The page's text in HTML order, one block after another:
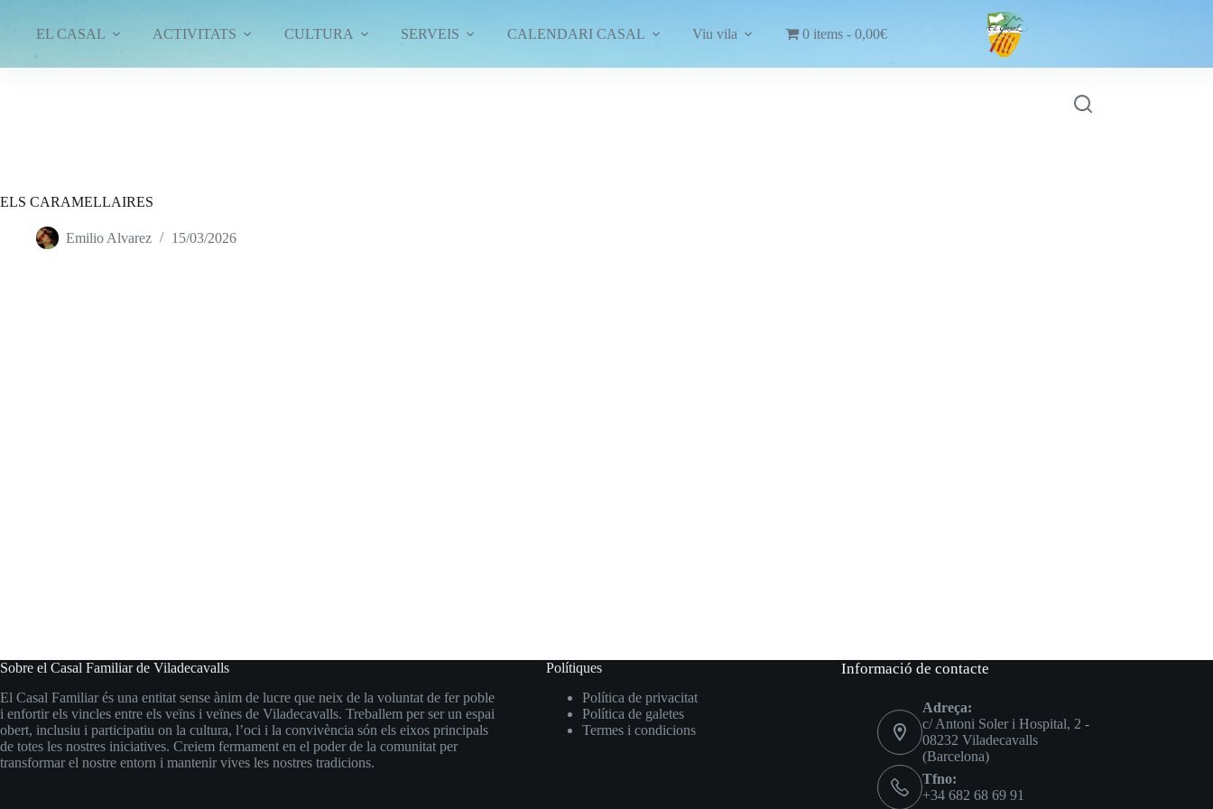
contingutEL CASAL ACTIVITATS CULTURA SERVEIS CALENDARI CASAL Viu vila 0 items 0,00€
ELS CARAMELLAIRES
Emilio Alvarez 15/03/2026
Sobre el Casal Familiar de Viladecavalls
El Casal Familiar és una entitat sense ànim de lucre que neix de la voluntat de fer poble
i enfortir els vincles entre els veïns i veïnes de Viladecavalls. Treballem per ser un espai
obert, inclusiu i participatiu on la cultura, l’oci i la convivència són els eixos principals
de totes les nostres iniciatives. Creiem fermament en el poder de la comunitat per
transformar el nostre entorn i mantenir vives les nostres tradicions.
Polítiques
Política de privacitat
Política de galetes
Termes i condicions
Informació de contacte
Adreça:
c/ Antoni Soler i Hospital, 2 -
08232 Viladecavalls
(Barcelona)
Tfno:
+34 682 68 69 91